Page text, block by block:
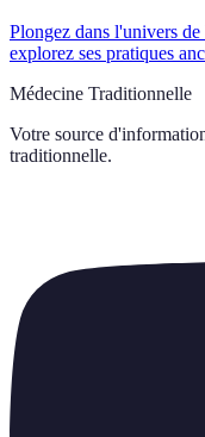
Plongez dans l'univers
explorez ses pratiques
Médecine Traditionnelle
Votre source
traditionnelle.